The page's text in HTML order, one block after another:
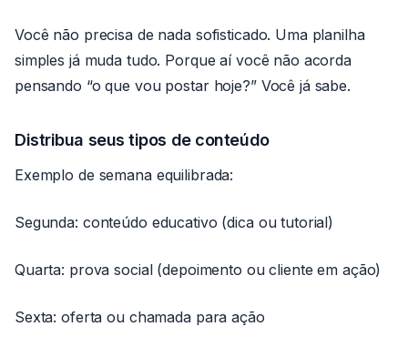
Você não precisa de nada sofisticado. Uma planilha
simples já muda tudo. Porque aí você não acorda
pensando “o que vou postar hoje?” Você já sabe.
Distribua seus tipos de conteúdo
Exemplo de semana equilibrada:
Segunda: conteúdo educativo (dica ou tutorial)
Quarta: prova social (depoimento ou cliente em ação)
Sexta: oferta ou chamada para ação